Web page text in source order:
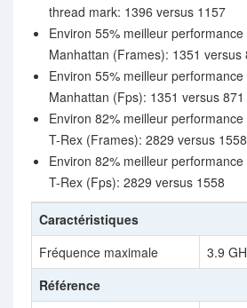
thread mark: 1396 versus 1157
Environ 55% meilleur
Manhattan (Frames): 1351 versus
Environ 55% meilleur
Manhattan (Fps): 1351 versus 871
Environ 82% meilleur
T-Rex (Frames): 2829 versus 1558
Environ 82% meilleur
T-Rex (Fps): 2829 versus 1558
Caractéristiques
Fréquence maximale
3.9
Référence